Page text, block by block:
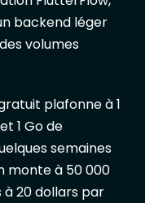
backend léger
volumes
plafonne à 1
1 Go de
semaines
monte à 50 000
20 dollars par